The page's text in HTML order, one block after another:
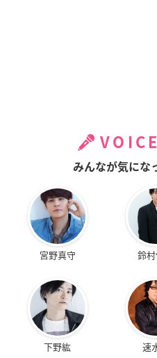
みんなが気にな
宮野真守 鈴
下野紘 速